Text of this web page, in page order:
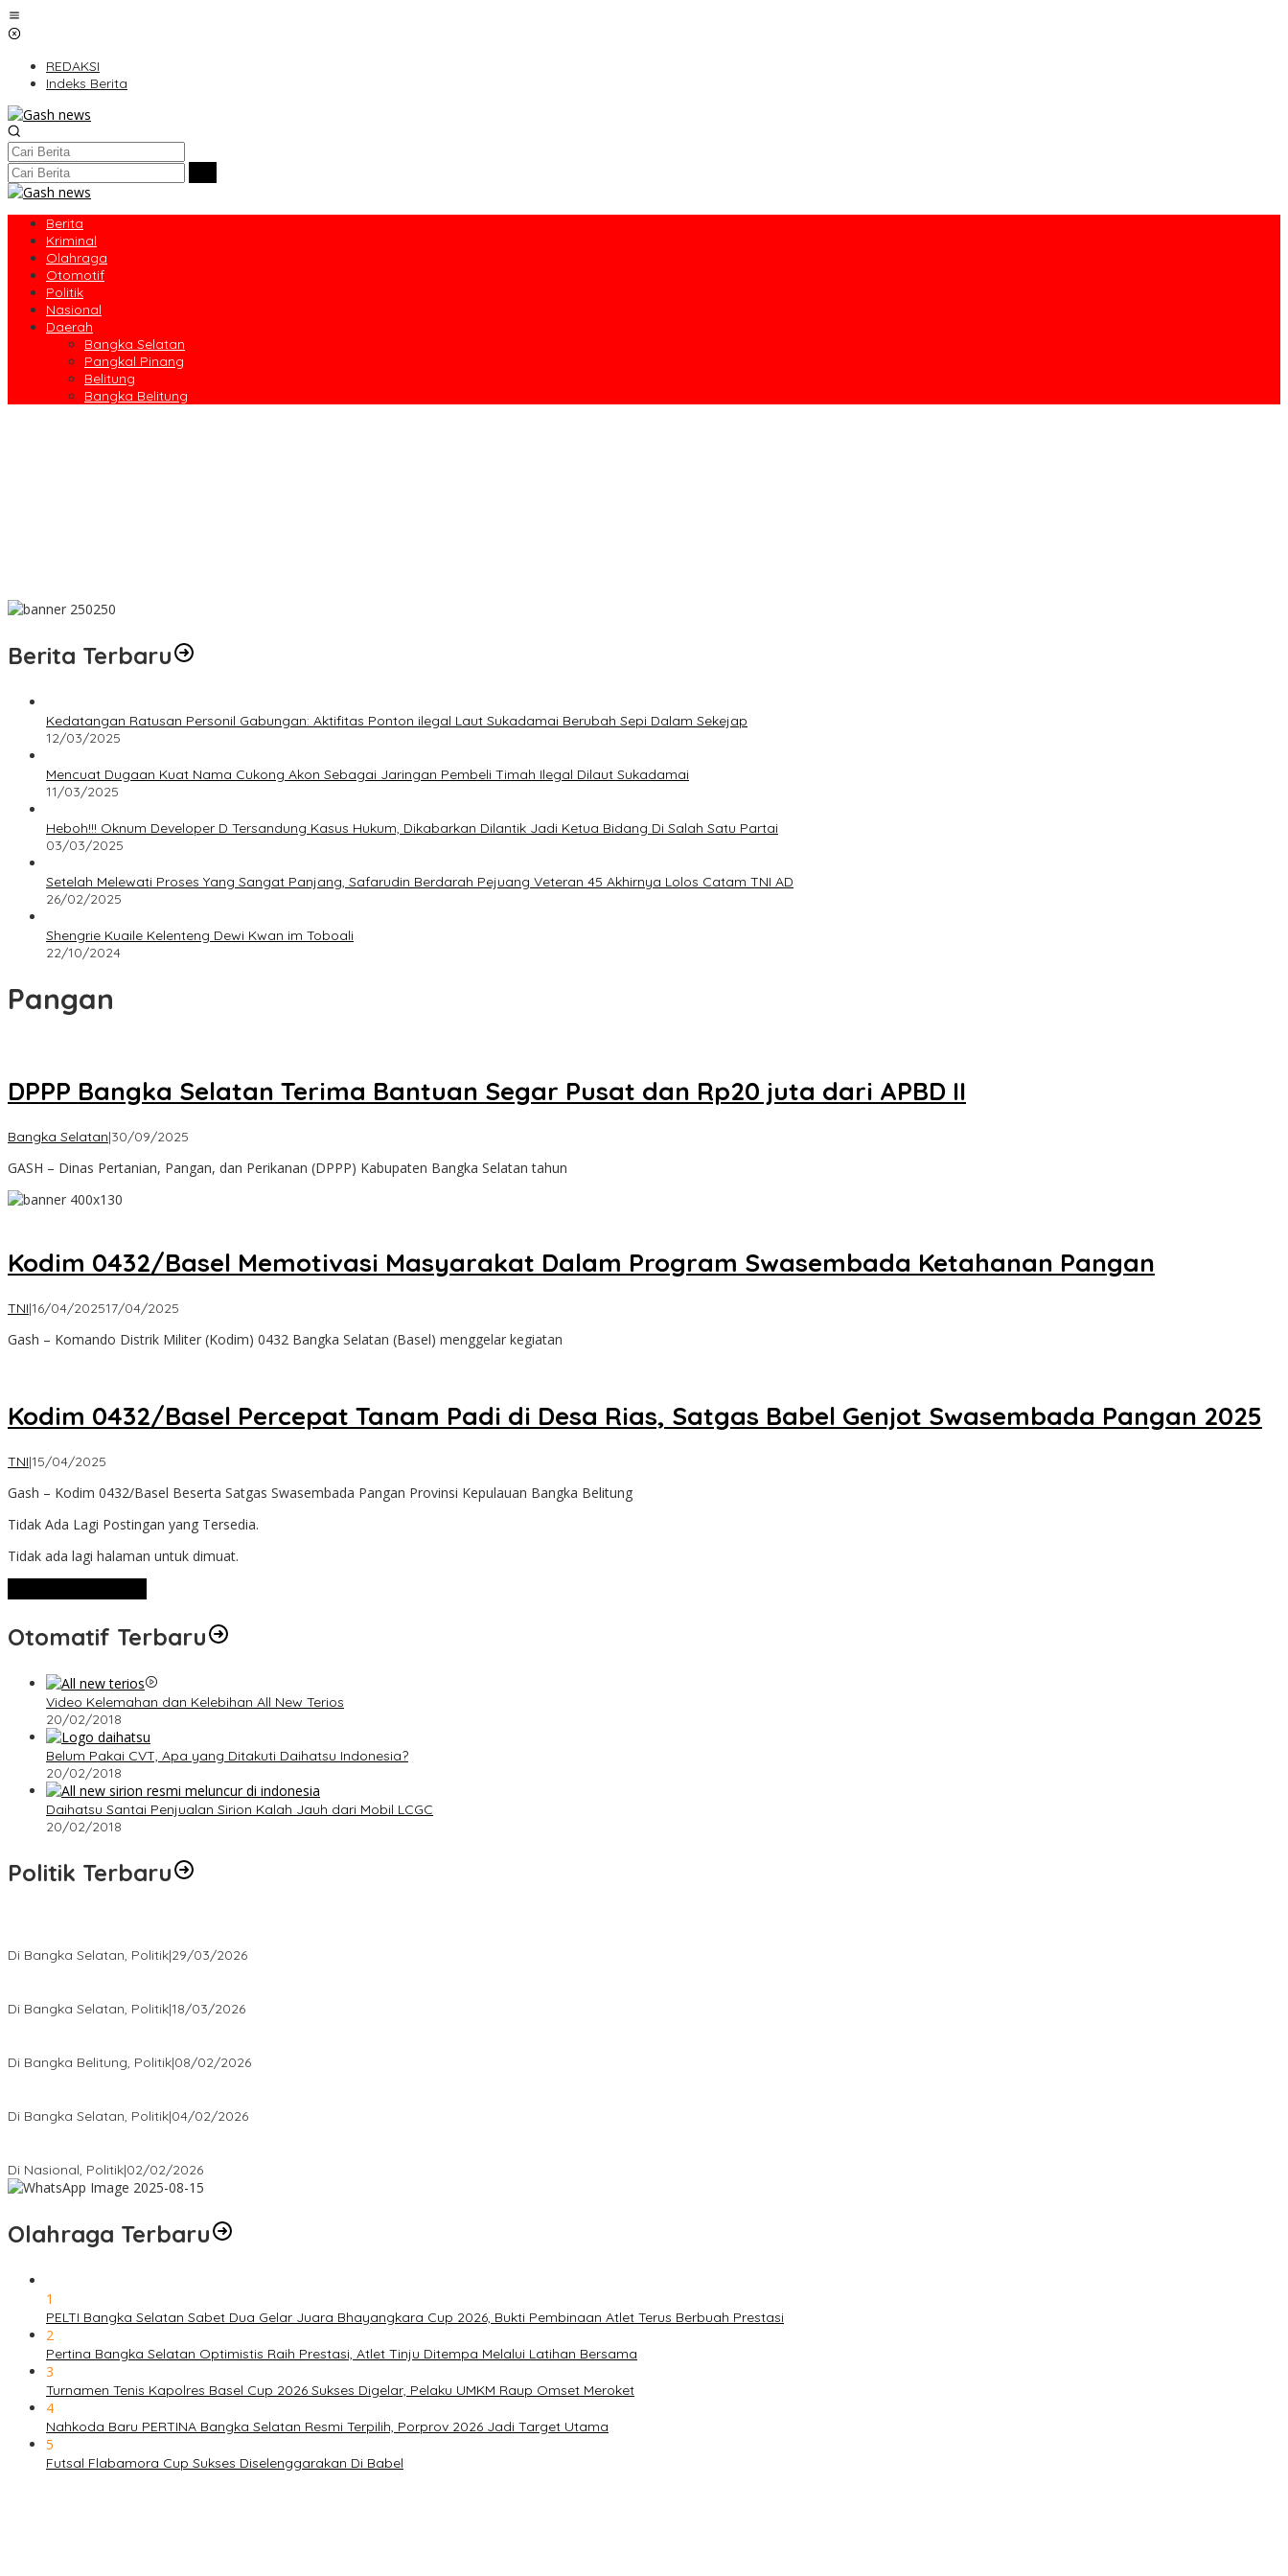
Lewati
ke
REDAKSI
Indeks Berita
Berita
Kriminal
Olahraga
Otomotif
Politik
Nasional
Daerah
Bangka Selatan
Pangkal Pinang
Belitung
Bangka Belitung
Berita Terbaru
Kedatangan Ratusan Personil Gabungan: Aktifitas Ponton ilegal Laut Sukadamai Berubah Sepi Dalam Sekejap
12/03/2025
Mencuat Dugaan Kuat Nama Cukong Akon Sebagai Jaringan Pembeli Timah Ilegal Dilaut Sukadamai
11/03/2025
Heboh!!! Oknum Developer D Tersandung Kasus Hukum, Dikabarkan Dilantik Jadi Ketua Bidang Di Salah Satu Partai
03/03/2025
Setelah Melewati Proses Yang Sangat Panjang, Safarudin Berdarah Pejuang Veteran 45 Akhirnya Lolos Catam TNI AD
26/02/2025
Shengrie Kuaile Kelenteng Dewi Kwan im Toboali
22/10/2024
Pangan
DPPP Bangka Selatan Terima Bantuan Segar Pusat dan Rp20 juta dari APBD II
Bangka Selatan|30/09/2025
GASH – Dinas Pertanian, Pangan, dan Perikanan (DPPP) Kabupaten Bangka Selatan tahun
Kodim 0432/Basel Memotivasi Masyarakat Dalam Program Swasembada Ketahanan Pangan
TNI|16/04/202517/04/2025
Gash – Komando Distrik Militer (Kodim) 0432 Bangka Selatan (Basel) menggelar kegiatan
Kodim 0432/Basel Percepat Tanam Padi di Desa Rias, Satgas Babel Genjot Swasembada Pangan 2025
TNI|15/04/2025
Gash – Kodim 0432/Basel Beserta Satgas Swasembada Pangan Provinsi Kepulauan Bangka Belitung
Tidak Ada Lagi Postingan yang Tersedia.
Tidak ada lagi halaman untuk dimuat.
Otomatif Terbaru
Video Kelemahan dan Kelebihan All New Terios
20/02/2018
Belum Pakai CVT, Apa yang Ditakuti Daihatsu Indonesia?
20/02/2018
Daihatsu Santai Penjualan Sirion Kalah Jauh dari Mobil LCGC
20/02/2018
Politik Terbaru
Di Bangka Selatan, Politik|29/03/2026
Di Bangka Selatan, Politik|18/03/2026
Di Bangka Belitung, Politik|08/02/2026
Di Bangka Selatan, Politik|04/02/2026
Di Nasional, Politik|02/02/2026
Olahraga Terbaru
1
PELTI Bangka Selatan Sabet Dua Gelar Juara Bhayangkara Cup 2026, Bukti Pembinaan Atlet Terus Berbuah Prestasi
2
Pertina Bangka Selatan Optimistis Raih Prestasi, Atlet Tinju Ditempa Melalui Latihan Bersama
3
Turnamen Tenis Kapolres Basel Cup 2026 Sukses Digelar, Pelaku UMKM Raup Omset Meroket
4
Nahkoda Baru PERTINA Bangka Selatan Resmi Terpilih, Porprov 2026 Jadi Target Utama
5
Futsal Flabamora Cup Sukses Diselenggarakan Di Babel